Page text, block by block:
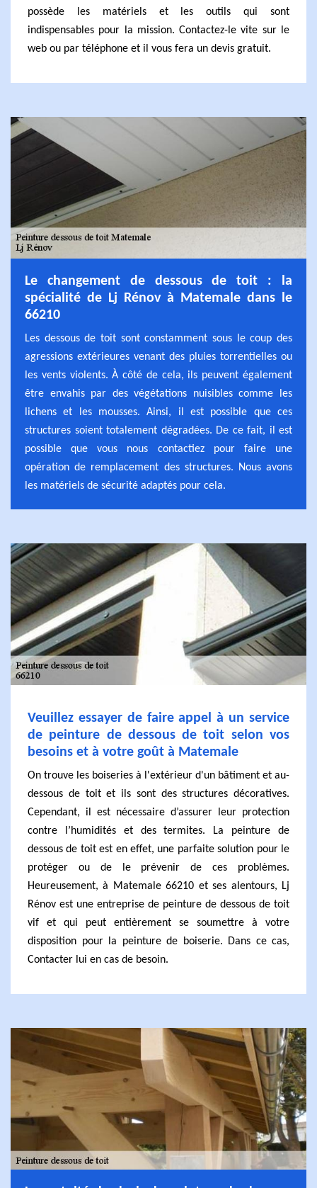
possède les matériels et les outils qui sont
indispensables pour la mission. Contactez-le vite sur le
web ou par téléphone et il vous fera un devis gratuit.
Le changement de dessous de toit : la
spécialité de Lj Rénov à Matemale dans le
66210
Les dessous de toit sont constamment sous le coup des
agressions extérieures venant des pluies torrentielles ou
les vents violents. À côté de cela, ils peuvent également
être envahis par des végétations nuisibles comme les
lichens et les mousses. Ainsi, il est possible que ces
structures soient totalement dégradées. De ce fait, il est
possible que vous nous contactiez pour faire une
opération de remplacement des structures. Nous avons
les matériels de sécurité adaptés pour cela.
Veuillez essayer de faire appel à un service
de peinture de dessous de toit selon vos
besoins et à votre goût à Matemale
On trouve les boiseries à l'extérieur d'un bâtiment et au-
dessous de toit et ils sont des structures décoratives.
Cependant, il est nécessaire d’assurer leur protection
contre l’humidités et des termites. La peinture de
dessous de toit est en effet, une parfaite solution pour le
protéger ou de le prévenir de ces problèmes.
Heureusement, à Matemale 66210 et ses alentours, Lj
Rénov est une entreprise de peinture de dessous de toit
vif et qui peut entièrement se soumettre à votre
disposition pour la peinture de boiserie. Dans ce cas,
Contacter lui en cas de besoin.